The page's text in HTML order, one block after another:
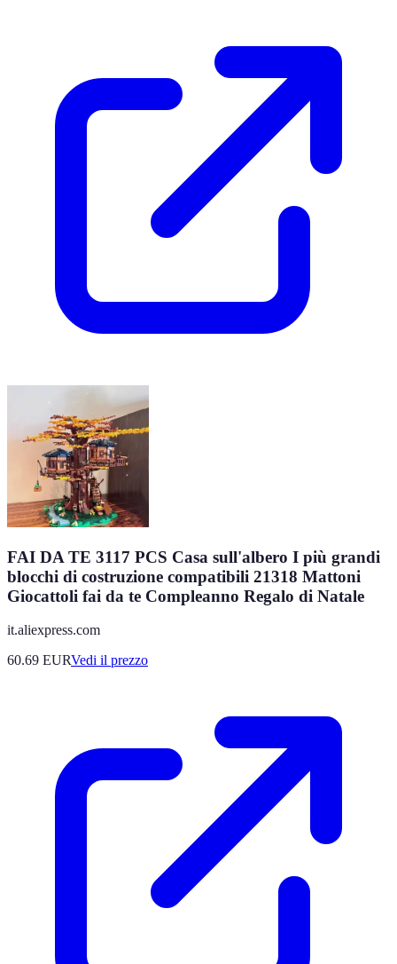
FAI DA TE 3117 PCS Casa sull'albero I più grandi
blocchi di costruzione compatibili 21318 Mattoni
Giocattoli fai da te Compleanno Regalo di Natale
it.aliexpress.com
60.69 EURVedi il prezzo